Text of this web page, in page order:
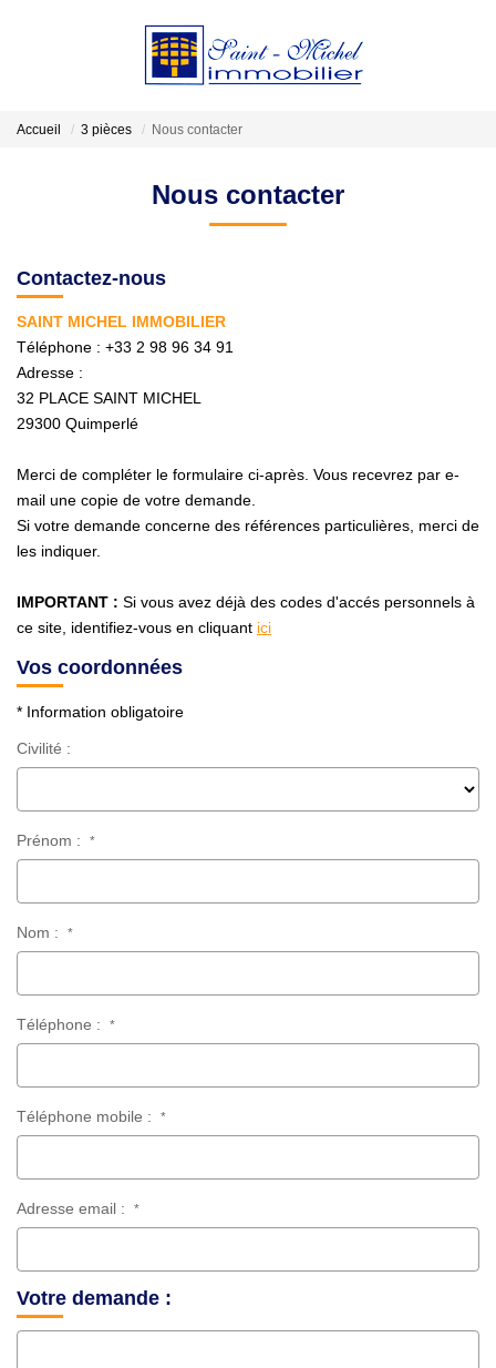
GESTION
Nos Actualités
Avis Clients
Accueil 3 pièces Nous contacter
Nous contacter
Contactez-nous
SAINT MICHEL IMMOBILIER
Téléphone : +33 2 98 96 34 91
Adresse :
32 PLACE SAINT MICHEL
29300 Quimperlé
Merci de compléter le formulaire ci-après. Vous recevrez par e-
mail une copie de votre demande.
Si votre demande concerne des références particulières, merci de
les indiquer.
IMPORTANT : Si vous avez déjà des codes d'accés personnels à
ce site, identifiez-vous en cliquant ici
Vos coordonnées
* Information obligatoire
Civilité :
Prénom : *
Nom : *
Téléphone : *
Téléphone mobile : *
Adresse email : *
Votre demande :